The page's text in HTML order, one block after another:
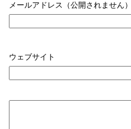
メールアドレス（公開されません）
ウェブサイト